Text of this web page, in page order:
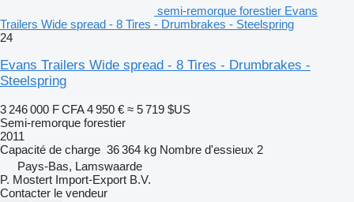
semi-remorque forestier Evans
Trailers Wide spread - 8 Tires - Drumbrakes - Steelspring
24
Evans Trailers Wide spread - 8 Tires - Drumbrakes -
Steelspring
3 246 000 F CFA 4 950 € ≈ 5 719 $US
Semi-remorque forestier
2011
Capacité de charge 36 364 kg Nombre d'essieux 2
Pays-Bas, Lamswaarde
P. Mostert Import-Export B.V.
Contacter le vendeur